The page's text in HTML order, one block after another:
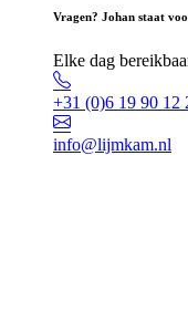
Vragen? Johan staat
Elke dag
+31 (0)6 19 90 12
info@lijmkam.nl